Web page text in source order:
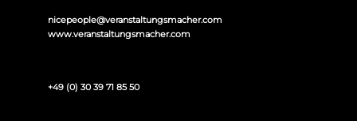
nicepeople@veranstaltungsmacher.com
www.veranstaltungsmacher.com
+49 (0) 30 39 71 85 50